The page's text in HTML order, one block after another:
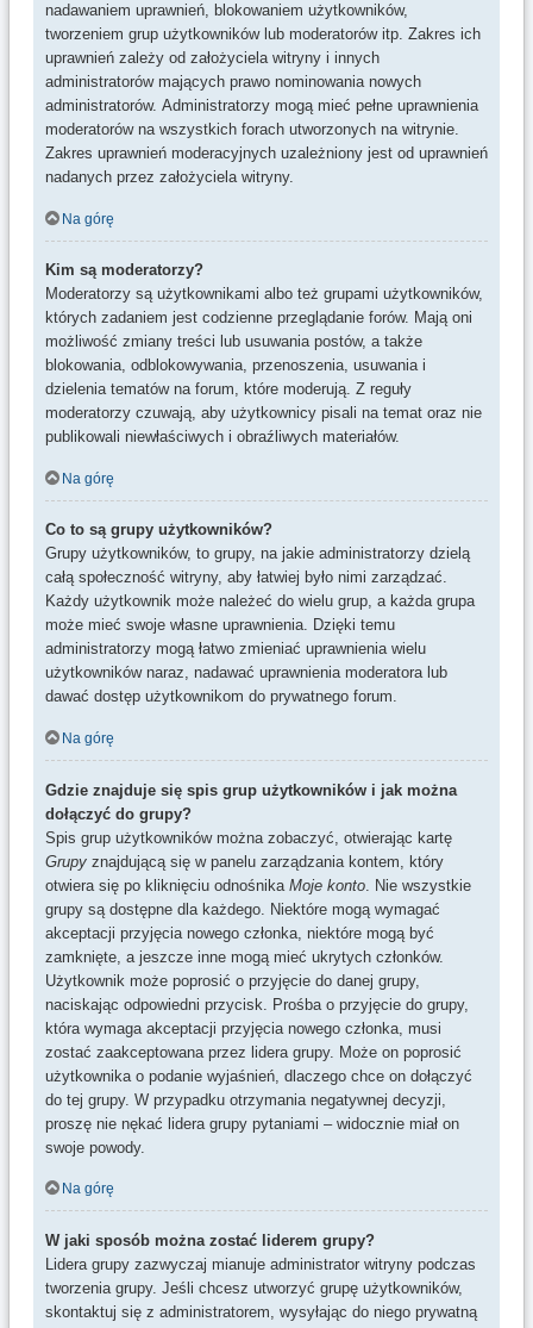
nadawaniem uprawnień, blokowaniem użytkowników,
tworzeniem grup użytkowników lub moderatorów itp. Zakres ich
uprawnień zależy od założyciela witryny i innych
administratorów mających prawo nominowania nowych
administratorów. Administratorzy mogą mieć pełne uprawnienia
moderatorów na wszystkich forach utworzonych na witrynie.
Zakres uprawnień moderacyjnych uzależniony jest od uprawnień
nadanych przez założyciela witryny.
Na górę
Kim są moderatorzy?
Moderatorzy są użytkownikami albo też grupami użytkowników,
których zadaniem jest codzienne przeglądanie forów. Mają oni
możliwość zmiany treści lub usuwania postów, a także
blokowania, odblokowywania, przenoszenia, usuwania i
dzielenia tematów na forum, które moderują. Z reguły
moderatorzy czuwają, aby użytkownicy pisali na temat oraz nie
publikowali niewłaściwych i obraźliwych materiałów.
Na górę
Co to są grupy użytkowników?
Grupy użytkowników, to grupy, na jakie administratorzy dzielą
całą społeczność witryny, aby łatwiej było nimi zarządzać.
Każdy użytkownik może należeć do wielu grup, a każda grupa
może mieć swoje własne uprawnienia. Dzięki temu
administratorzy mogą łatwo zmieniać uprawnienia wielu
użytkowników naraz, nadawać uprawnienia moderatora lub
dawać dostęp użytkownikom do prywatnego forum.
Na górę
Gdzie znajduje się spis grup użytkowników i jak można
dołączyć do grupy?
Spis grup użytkowników można zobaczyć, otwierając kartę
Grupy znajdującą się w panelu zarządzania kontem, który
otwiera się po kliknięciu odnośnika Moje konto . Nie wszystkie
grupy są dostępne dla każdego. Niektóre mogą wymagać
akceptacji przyjęcia nowego członka, niektóre mogą być
zamknięte, a jeszcze inne mogą mieć ukrytych członków.
Użytkownik może poprosić o przyjęcie do danej grupy,
naciskając odpowiedni przycisk. Prośba o przyjęcie do grupy,
która wymaga akceptacji przyjęcia nowego członka, musi
zostać zaakceptowana przez lidera grupy. Może on poprosić
użytkownika o podanie wyjaśnień, dlaczego chce on dołączyć
do tej grupy. W przypadku otrzymania negatywnej decyzji,
proszę nie nękać lidera grupy pytaniami – widocznie miał on
swoje powody.
Na górę
W jaki sposób można zostać liderem grupy?
Lidera grupy zazwyczaj mianuje administrator witryny podczas
tworzenia grupy. Jeśli chcesz utworzyć grupę użytkowników,
skontaktuj się z administratorem, wysyłając do niego prywatną